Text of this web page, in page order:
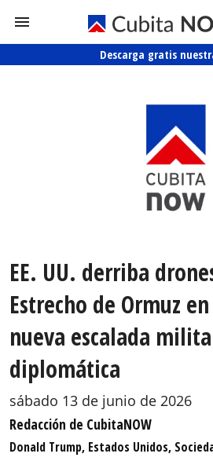
Descarga gratis
EE. UU. derriba
Estrecho de Ormuz
nueva escalada
diplomática
sábado 13 de junio de 2026
Redacción de CubitaNOW
Donald Trump, Estados Unidos,